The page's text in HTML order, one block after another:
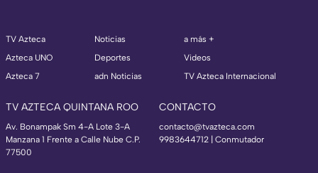
TV Azteca
Azteca UNO
Azteca 7
Noticias
Deportes
adn Noticias
a más +
Videos
TV Azteca Internacional
TV AZTECA QUINTANA ROO
Av. Bonampak Sm 4-A Lote 3-A
Manzana 1 Frente a Calle Nube C.P.
77500
CONTACTO
contacto@tvazteca.com
9983644712 | Conmutador